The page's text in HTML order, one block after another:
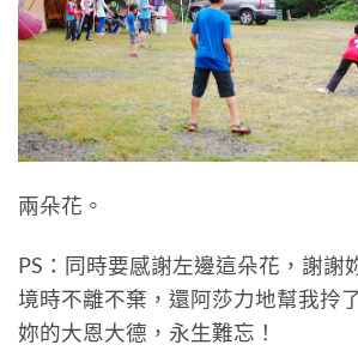
兩朵花。
PS：同時要感謝左邊這朵花，謝謝
境時不離不棄，還阿莎力地幫我拎
妳的大恩大德，永生難忘！